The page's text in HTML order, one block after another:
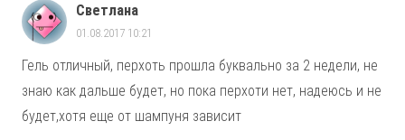
Светлана
01.08.2017 10:21
Гель отличный, перхоть прошла буквально за 2 недели, не
знаю как дальше будет, но пока перхоти нет, надеюсь и не
будет,хотя еще от шампуня зависит